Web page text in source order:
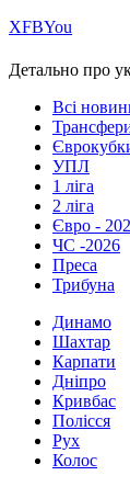
ХFBYou
Детально про
Всі
УПЛ
1 ліга
2 ліга
Євро -
ЧС -2026
Преса
Трибуна
Динамо
Шахтар
Карпати
Дніпро
Кривбас
Полісся
Рух
Колос